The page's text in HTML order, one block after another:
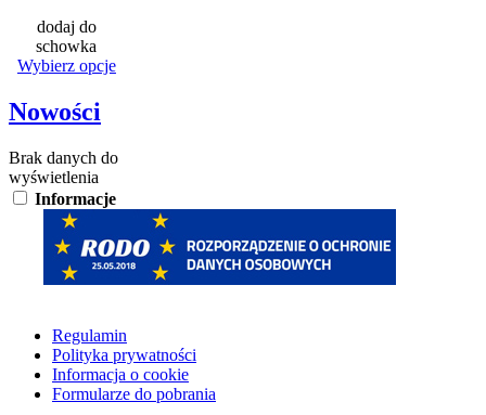
dodaj do
schowka
Wybierz opcje
Nowości
Brak danych do
wyświetlenia
Informacje
Regulamin
Polityka prywatności
Informacja o cookie
Formularze do pobrania